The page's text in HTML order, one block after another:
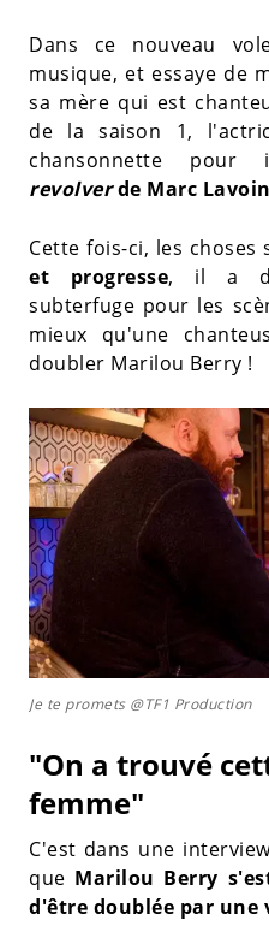
Dans ce nouveau
musique, et essaye de
sa mère qui est
de la saison 1,
chansonnette pour
revolverde Marc
Cette fois-ci, les choses
et progresse, il a
subterfuge pour les
mieux qu'une
doubler Marilou Berry !
Je te promets @TF1 Production
"On a trouvé
femme"
C'est dans une
que Marilou Berry
d'être doublée par une